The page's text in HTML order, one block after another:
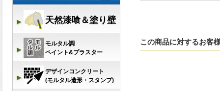
この商品に対するお客